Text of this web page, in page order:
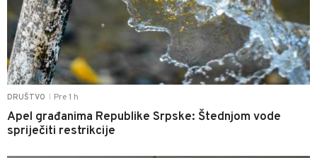
DRUŠTVO Pre 1 h
Apel građanima Republike Srpske: Štednjom vode
spriječiti restrikcije